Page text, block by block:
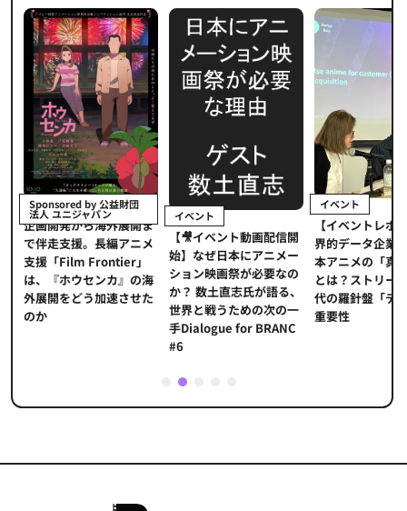
Sponsored by 公益財団
法人 ユニジャパン
企画開発から海外展開ま
で伴走支援。長編アニメ
支援「Film Frontier」
は、『ホウセンカ』の海
外展開をどう加速させた
のか
イベント
【🎥イベント動画配信開
始】なぜ日本にアニメー
ション映画祭が必要なの
か？ 数土直志氏が語る、
世界と戦うための次の一
手Dialogue for BRANC
#6
イベント
【イベントレポ
界的データ企業
本アニメの「真
とは？ストリー
代の羅針盤「デ
重要性
2